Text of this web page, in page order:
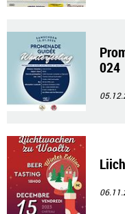
024